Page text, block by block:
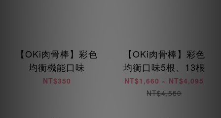
【OKi肉骨棒】彩色
均衡機能口味
NT$350
【OKi肉骨棒】彩色
均衡口味5根、13根
NT$1,660 ~ NT$4,095
NT$4,550